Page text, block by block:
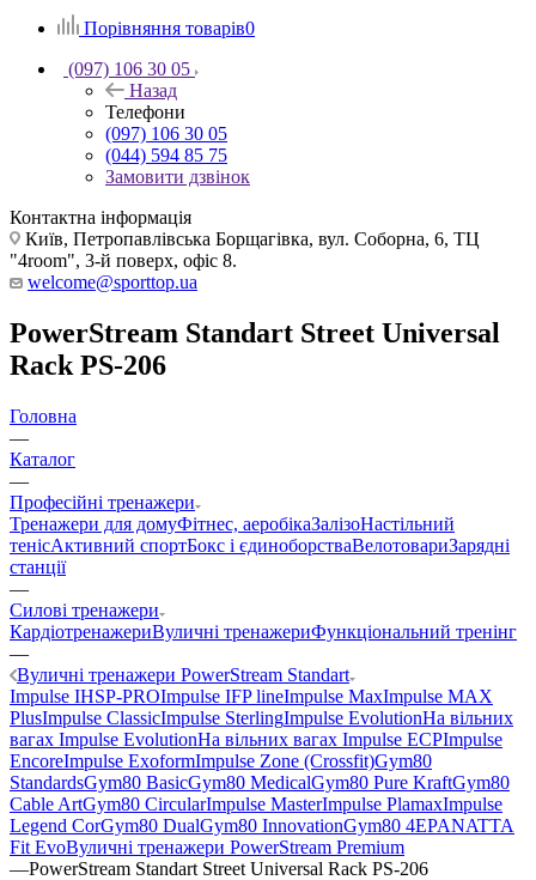
Порівняння товарів0
(097) 106 30 05
Назад
Телефони
(097) 106 30 05
(044) 594 85 75
Замовити дзвінок
Контактна інформація
Київ, Петропавлівська Борщагівка, вул. Соборна, 6, ТЦ
"4room", 3-й поверх, офіс 8.
welcome@sporttop.ua
PowerStream Standart Street Universal
Rack PS-206
Головна
—
Каталог
—
Професійні тренажери
Тренажери для домуФітнес, аеробікаЗалізоНастільний
тенісАктивний спортБокс і єдиноборстваВелотовариЗарядні
станції
—
Силові тренажери
КардіотренажериВуличні тренажериФункціональний тренінг
—
Вуличні тренажери PowerStream Standart
Impulse IHSP-PROImpulse IFP lineImpulse MaxImpulse MAX
PlusImpulse ClassicImpulse SterlingImpulse EvolutionНа вільних
вагах Impulse EvolutionНа вільних вагах Impulse ECPImpulse
EncoreImpulse ExoformImpulse Zone (Crossfit)Gym80
StandardsGym80 BasicGym80 MedicalGym80 Pure KraftGym80
Cable ArtGym80 CircularImpulse MasterImpulse PlamaxImpulse
Legend CorGym80 DualGym80 InnovationGym80 4EPANATTA
Fit EvoВуличні тренажери PowerStream Premium
—PowerStream Standart Street Universal Rack PS-206